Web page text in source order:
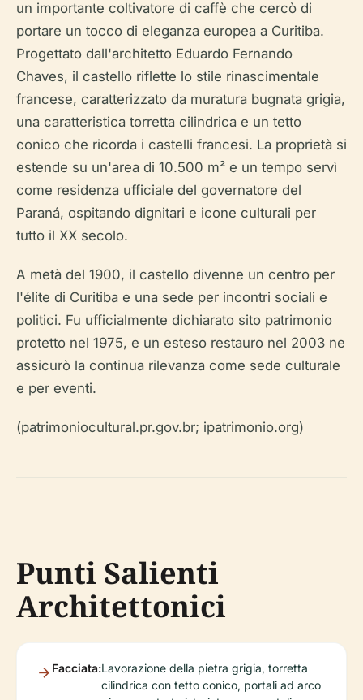
un importante coltivatore di caffè che cercò di
portare un tocco di eleganza europea a Curitiba.
Progettato dall'architetto Eduardo Fernando
Chaves, il castello riflette lo stile rinascimentale
francese, caratterizzato da muratura bugnata grigia,
una caratteristica torretta cilindrica e un tetto
conico che ricorda i castelli francesi. La proprietà si
estende su un'area di 10.500 m² e un tempo servì
come residenza ufficiale del governatore del
Paraná, ospitando dignitari e icone culturali per
tutto il XX secolo.
A metà del 1900, il castello divenne un centro per
l'élite di Curitiba e una sede per incontri sociali e
politici. Fu ufficialmente dichiarato sito patrimonio
protetto nel 1975, e un esteso restauro nel 2003 ne
assicurò la continua rilevanza come sede culturale
e per eventi.
(patrimoniocultural.pr.gov.br; ipatrimonio.org)
Punti Salienti
Architettonici
Facciata:Lavorazione della pietra grigia, torretta
cilindrica con tetto conico, portali ad arco